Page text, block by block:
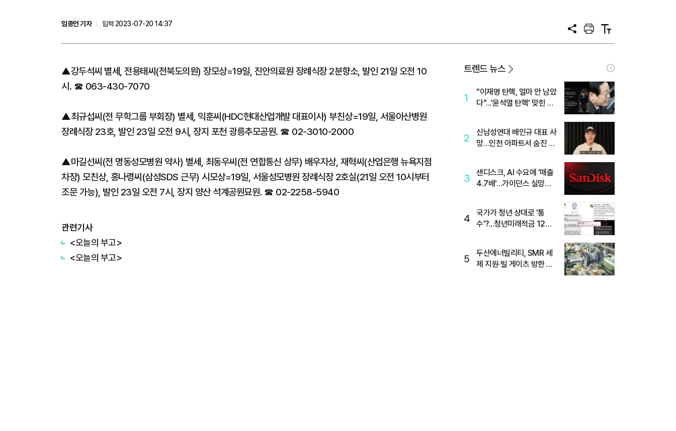
임종언 기자
입력 2023-07-20 14:37
공
프
트
텍
트
▲강두석씨 별세, 전용태씨(전북도의원) 장모상=19일, 진안의료원 장례식장 2분향소, 발인 21일 오전 10
시. ☎ 063-430-7070
▲최규섭씨(전 무학그룹 부회장) 별세, 익훈씨(HDC현대산업개발 대표이사) 부친상=19일, 서울아산병원
장례식장 23호, 발인 23일 오전 9시, 장지 포천 광릉추모공원. ☎ 02-3010-2000
▲마길선씨(전 명동성모병원 약사) 별세, 최동우씨(전 연합통신 상무) 배우자상, 재혁씨(산업은행 뉴욕지점
차장) 모친상, 홍나령씨(삼성SDS 근무) 시모상=19일, 서울성모병원 장례식장 2호실(21일 오전 10시부터
조문 가능), 발인 23일 오전 7시, 장지 양산 석계공원묘원. ☎ 02-2258-5940
관련기사
<오늘의 부고>
<오늘의 부고>
트렌드 뉴스
1
"이재명 탄핵, 얼마 안 남았
다"...'윤석열 탄핵' 맞힌 무
2
신남성연대 배인규 대표 사
망…인천 아파트서 숨진 채
3
샌디스크, AI 수요에 '매출
4.7배'…가이던스 실망에
4
국가가 청년 상대로 '통
수'?...청년미래적금 12%
5
두산에너빌리티, SMR 세
제 지원·빌 게이츠 방한 기